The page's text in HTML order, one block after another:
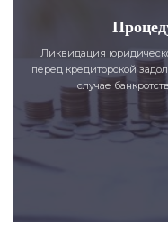
Ликвидация
перед кредиторской
случае